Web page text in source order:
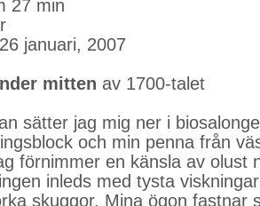
27 min
januari, 2007
mitten av 1700-talet
sätter jag mig ner i
och min penna från
förnimmer en känsla av olust
inleds med tysta
skuggor. Mina ögon fastnar